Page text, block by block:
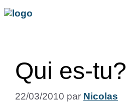
Qui es-tu?
22/03/2010 par Nicolas